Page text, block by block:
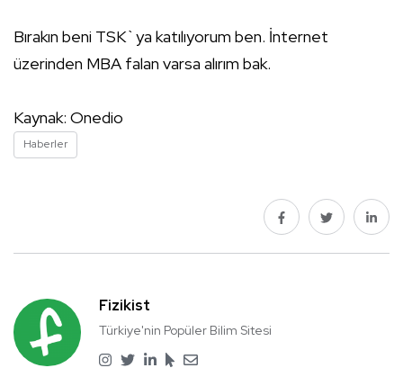
Bırakın beni TSK`ya katılıyorum ben. İnternet
üzerinden MBA falan varsa alırım bak.
Kaynak: Onedio
Haberler
Fizikist
Türkiye'nin Popüler Bilim Sitesi